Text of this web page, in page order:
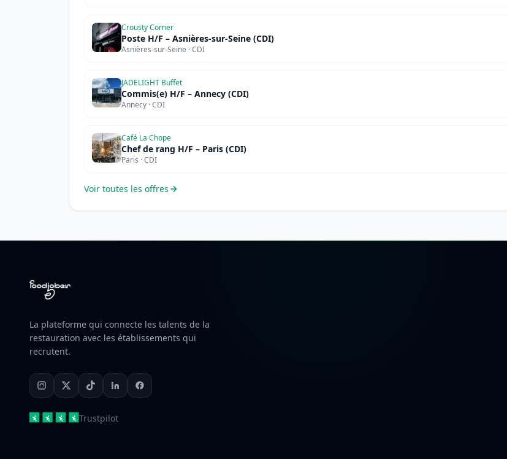
Crousty Corner
Poste H/F – Asnières-sur-Seine (CDI)
Asnières-sur-Seine · CDI
JADELIGHT Buffet
Commis(e) H/F – Annecy (CDI)
Annecy · CDI
Café La Chope
Chef de rang H/F – Paris (CDI)
Paris · CDI
Voir toutes les offres
La plateforme qui connecte les talents de la
restauration avec les établissements qui
recrutent.
Trustpilot